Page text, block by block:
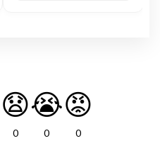
😧
0
😭
0
😡
0